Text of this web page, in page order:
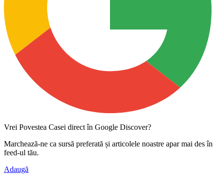
Vrei Povestea Casei direct în Google Discover?
Marchează-ne ca sursă preferată și articolele noastre apar mai des în
feed-ul tău.
Adaugă